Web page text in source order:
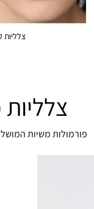
צלליות
פורמולות משיות